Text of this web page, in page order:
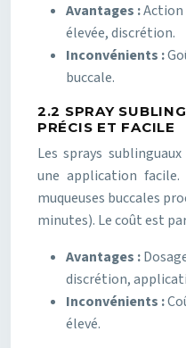
Avantages :
élevée, discrétion.
Inconvénients :
buccale.
2.2 SPRAY
PRÉCIS ET FACILE
Les sprays
une application facile.
muqueuses buccales
minutes). Le coût est
Avantages :
discrétion,
Inconvénients :
élevé.